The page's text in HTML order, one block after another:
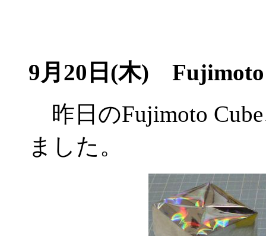
9月20日(木) Fujimoto
昨日のFujimoto
ました。